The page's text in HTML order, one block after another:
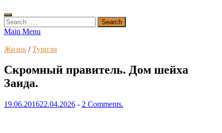
Search
for:
Main Menu
Жизнь /Туризм
Скромный правитель. Дом шейха
Заида.
19.06.201622.04.2026 - 2 Comments.